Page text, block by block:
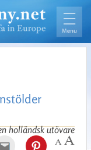
holländsk utövare